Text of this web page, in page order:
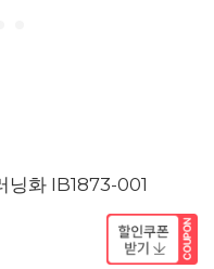
닝화 IB1873-001